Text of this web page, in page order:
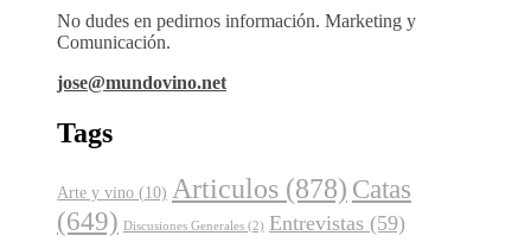
No dudes en pedirnos información. Marketing y
Comunicación.
jose@mundovino.net
Tags
Arte y vino (10) Articulos (878) Catas
(649) Discusiones Generales (2) Entrevistas (59)